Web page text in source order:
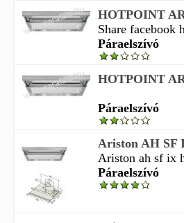
HOTPOINT
Share facebook
Páraelszívó
HOTPOINT
Páraelszívó
Ariston AH SF
Ariston ah sf ix
Páraelszívó